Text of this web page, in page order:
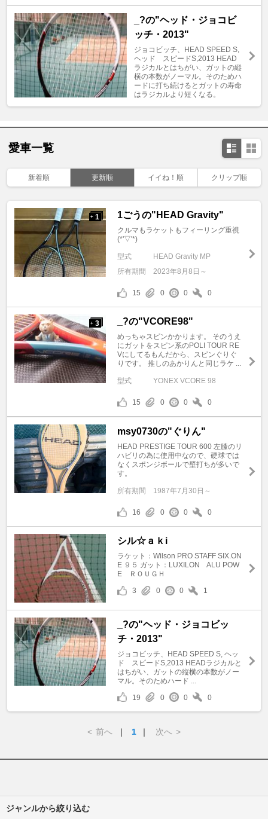
_?の"ヘッド・ジョコビ
ッチ・2013"
ジョコビッチ、HEAD SPEED S,
ヘッド スピードS,2013 HEAD
ラジカルとはちがい、ガットの縦
横の本数がノーマル。そのためハ
ードに打ち続けるとガットの寿命
はラジカルより短くなる。
愛車一覧
新着順 更新順 イイね！順 クリップ順
+ 1 1ごうの"HEAD Gravity"
クルマもラケットもフィーリング重視
(*'▽'*)
型式
HEAD Gravity MP
所有期間
2023年8月8日～
15 0 0 0
+ 3 _?の"VCORE98"
めっちゃスピンかかります。 そのうえ
にガットをスピン系のPOLI TOUR RE
Vにしてるもんだから、スピンぐりぐ
りです。 推しのあかりんと同じラケ ...
型式 YONEX VCORE 98
15 0 0 0
msy0730の"ぐりん"
HEAD PRESTIGE TOUR 600 左膝のリ
ハビリの為に使用中なので、硬球では
なくスポンジボールで壁打ちが多いで
す。
所有期間 1987年7月30日～
16 0 0 0
シル☆ａｋi
ラケット：Wilson PRO STAFF SIX.ON
E ９５ ガット：LUXILON ALU POW
E ＲＯＵＧＨ
3
0 0 1
_?の"ヘッド・ジョコビッ
チ・2013"
ジョコビッチ、HEAD SPEED S, ヘッ
ド スピードS,2013 HEADラジカルと
はちがい、ガットの縦横の本数がノー
マル。そのためハード ...
19
0 0 0
< 前へ ｜ 1 ｜ 次へ >
ジャンルから絞り込む